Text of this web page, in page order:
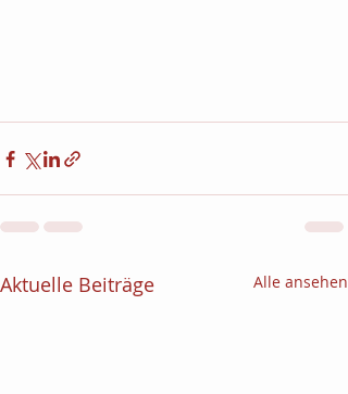
Aktuelle Beiträge Alle ansehen